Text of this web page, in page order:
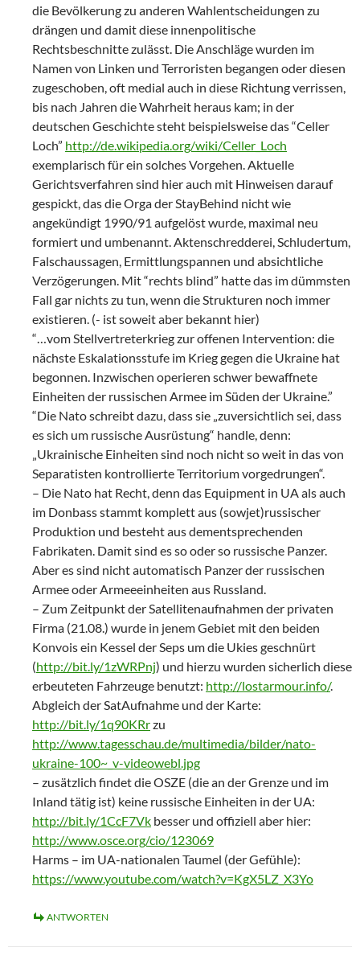
die Bevölkerung zu anderen Wahlentscheidungen zu
drängen und damit diese innenpolitische
Rechtsbeschnitte zulässt. Die Anschläge wurden im
Namen von Linken und Terroristen begangen oder diesen
zugeschoben, oft medial auch in diese Richtung verrissen,
bis nach Jahren die Wahrheit heraus kam; in der
deutschen Geschichte steht beispielsweise das “Celler
Loch” http://de.wikipedia.org/wiki/Celler_Loch
exemplarisch für ein solches Vorgehen. Aktuelle
Gerichtsverfahren sind hier auch mit Hinweisen darauf
gespickt, das die Orga der StayBehind nicht wie
angekündigt 1990/91 aufgelöst wurde, maximal neu
formiert und umbenannt. Aktenschredderei, Schludertum,
Falschaussagen, Ermittlungspannen und absichtliche
Verzögerungen. Mit “rechts blind” hatte das im dümmsten
Fall gar nichts zu tun, wenn die Strukturen noch immer
existieren. (- ist soweit aber bekannt hier)
“…vom Stellvertreterkrieg zur offenen Intervention: die
nächste Eskalationsstufe im Krieg gegen die Ukraine hat
begonnen. Inzwischen operieren schwer bewaffnete
Einheiten der russischen Armee im Süden der Ukraine.”
“Die Nato schreibt dazu, dass sie „zuversichtlich sei, dass
es sich um russische Ausrüstung“ handle, denn:
„Ukrainische Einheiten sind noch nicht so weit in das von
Separatisten kontrollierte Territorium vorgedrungen“.
– Die Nato hat Recht, denn das Equipment in UA als auch
im Donbass stammt komplett aus (sowjet)russischer
Produktion und besteht aus dementsprechenden
Fabrikaten. Damit sind es so oder so russische Panzer.
Aber es sind nicht automatisch Panzer der russischen
Armee oder Armeeeinheiten aus Russland.
– Zum Zeitpunkt der Satellitenaufnahmen der privaten
Firma (21.08.) wurde in jenem Gebiet mit den beiden
Konvois ein Kessel der Seps um die Ukies geschnürt
(http://bit.ly/1zWRPnj) und hierzu wurden sicherlich diese
erbeuteten Fahrzeuge benutzt: http://lostarmour.info/.
Abgleich der SatAufnahme und der Karte:
http://bit.ly/1q90KRrzu
http://www.tagesschau.de/multimedia/bilder/nato-
ukraine-100~_v-videowebl.jpg
– zusätzlich findet die OSZE (die an der Grenze und im
Inland tätig ist) keine russische Einheiten in der UA:
http://bit.ly/1CcF7Vk besser und offiziell aber hier:
http://www.osce.org/cio/123069
Harms – im UA-nationalen Taumel (der Gefühle):
https://www.youtube.com/watch?v=KgX5LZ_X3Yo
ANTWORTEN